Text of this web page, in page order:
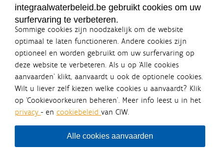
LOGIN VEREIST
integraalwaterbeleid.be gebruikt cookies om uw
surfervaring te verbeteren.
Sommige cookies zijn noodzakelijk om de website
optimaal te laten functioneren. Andere cookies zijn
optioneel en worden gebruikt om uw surfervaring op
deze website te verbeteren. Als u op ‘Alle cookies
aanvaarden’ klikt, aanvaardt u ook de optionele cookies.
Wilt u liever zelf kiezen welke cookies u aanvaardt? Klik
op ‘Cookievoorkeuren beheren’. Meer info leest u in het
privacy - en cookiebeleid van CIW.
Alle cookies aanvaarden
Integraalwaterbeleid.be is een
officiële website van de Vlaamse
overheid
uitgegeven door Coördinatiecommissie Integraal
Waterbeleid
De Coördinatiecommissie Integraal Waterbeleid (CIW) is een
bestuursniveaus die bij het waterbeleid betrokken zijn. Ook
waterbedrijven nemen deel aan het overleg. Deze
samenwerking zorgt voor een gecoördineerde en